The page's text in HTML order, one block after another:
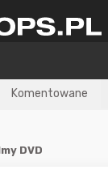
Komentowane
DVD